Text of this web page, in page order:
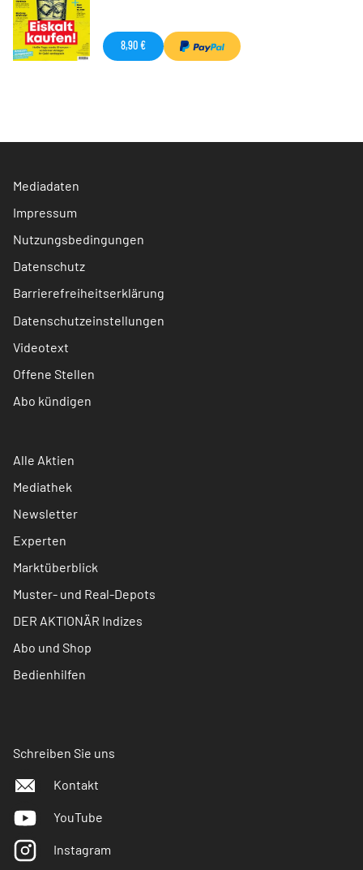
8,90 €
Mediadaten
Impressum
Nutzungsbedingungen
Datenschutz
Barrierefreiheitserklärung
Datenschutzeinstellungen
Videotext
Offene Stellen
Abo kündigen
Alle Aktien
Mediathek
Newsletter
Experten
Marktüberblick
Muster- und Real-Depots
DER AKTIONÄR Indizes
Abo und Shop
Bedienhilfen
Schreiben Sie uns
Kontakt
YouTube
Instagram